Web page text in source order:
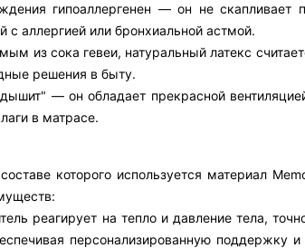
гипоаллергенен — он не
аллергией или бронхиальной астмой.
из сока гевеи, натуральный латекс
решения в быту.
— он обладает прекрасной
в матрасе.
которого используется материал
реагирует на тепло и давление тела,
персонализированную